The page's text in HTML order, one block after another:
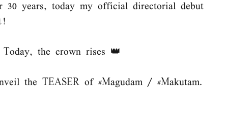
years, today my official directorial debut
Today, the crown rises 👑
the TEASER of #Magudam / #Makutam.